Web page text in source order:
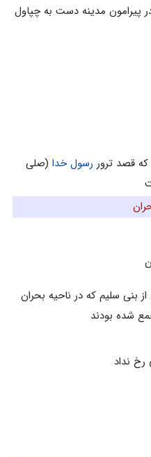
پيرامون مدينه دست به چپاول
قصد ترور رسول خدا (صلی
از بنى سليم که در ناحيه بحران
شده بودند‌
رخ نداد